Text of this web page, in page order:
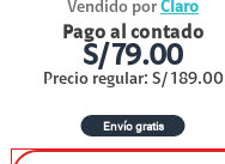
Vendido por Claro
Pago al contado
S/79.00
Precio regular: S/ 189.00
Envío gratis